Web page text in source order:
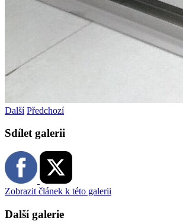
Další Předchozí
Sdílet galerii
Zobrazit článek k této galerii
Další galerie